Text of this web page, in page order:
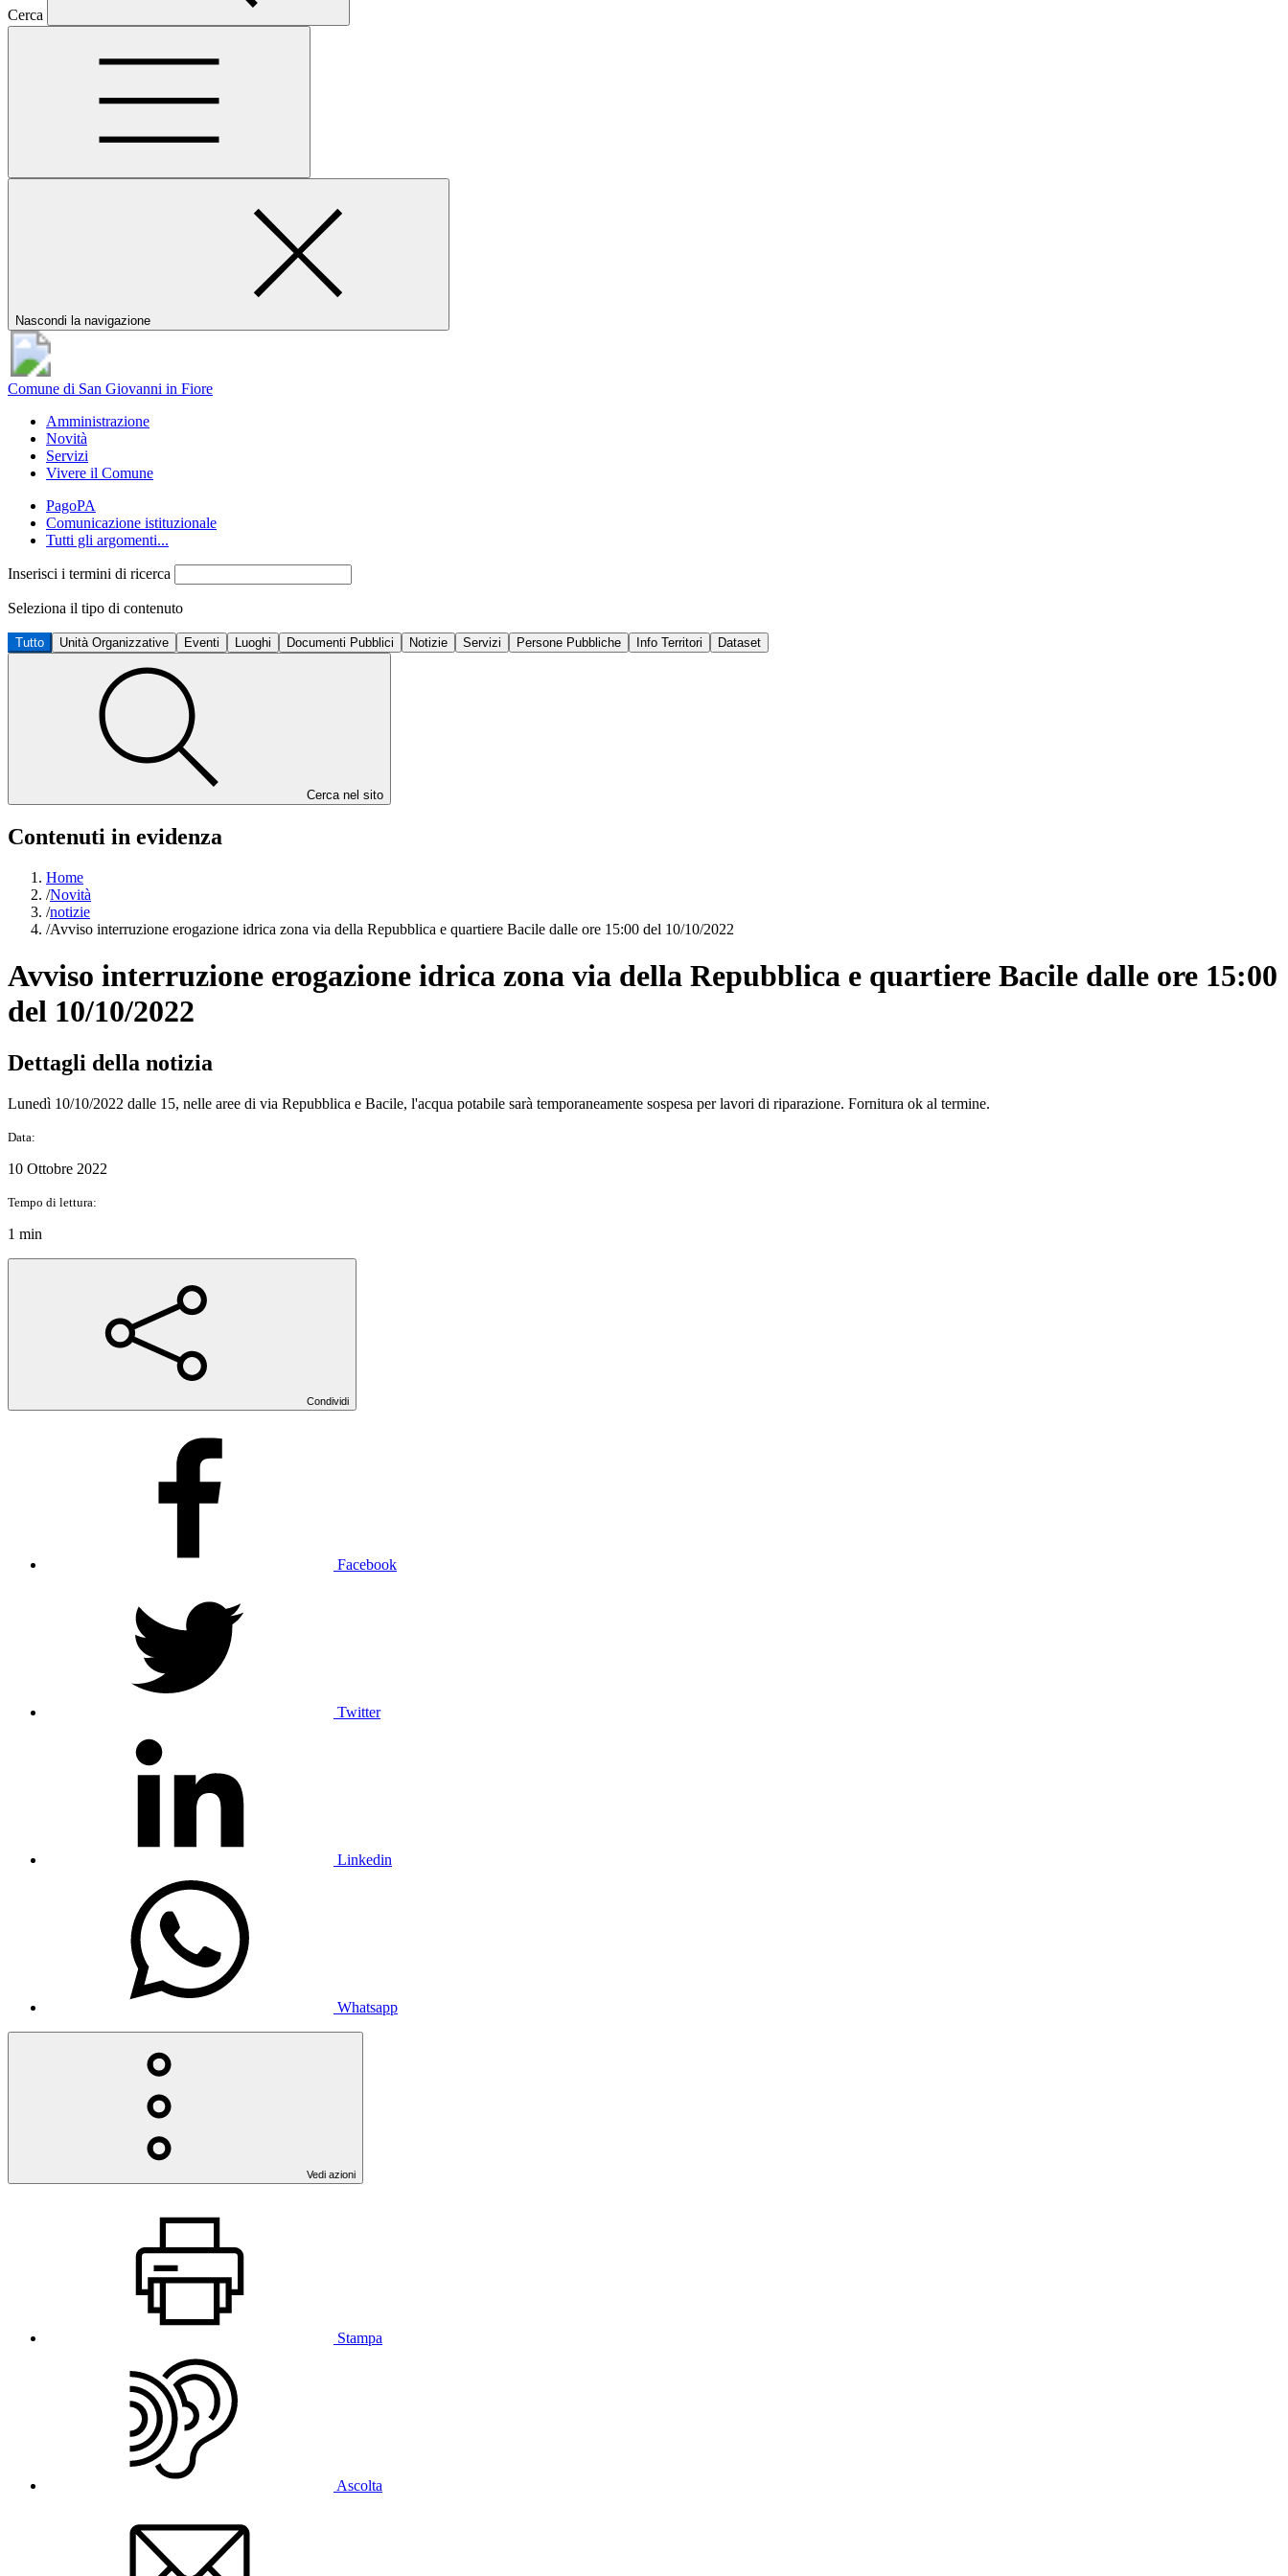
Cerca
Nascondi la navigazione
Comune di San Giovanni in Fiore
Amministrazione
Novità
Servizi
Vivere il Comune
PagoPA
Comunicazione istituzionale
Tutti gli argomenti...
Inserisci i termini di ricerca
Seleziona il tipo di contenuto
Tutto Unità Organizzative Eventi Luoghi Documenti Pubblici Notizie Servizi Persone Pubbliche Info Territori Dataset
Cerca nel sito
Contenuti in evidenza
Home
/Novità
/notizie
/Avviso interruzione erogazione idrica zona via della Repubblica e quartiere Bacile dalle ore 15:00 del 10/10/2022
Avviso interruzione erogazione idrica zona via della Repubblica e quartiere Bacile dalle ore 15:00
del 10/10/2022
Dettagli della notizia
Lunedì 10/10/2022 dalle 15, nelle aree di via Repubblica e Bacile, l'acqua potabile sarà temporaneamente sospesa per lavori di riparazione. Fornitura ok al termine.
Data:
10 Ottobre 2022
Tempo di lettura:
1 min
Condividi
Facebook
Twitter
Linkedin
Whatsapp
Vedi azioni
Stampa
Ascolta